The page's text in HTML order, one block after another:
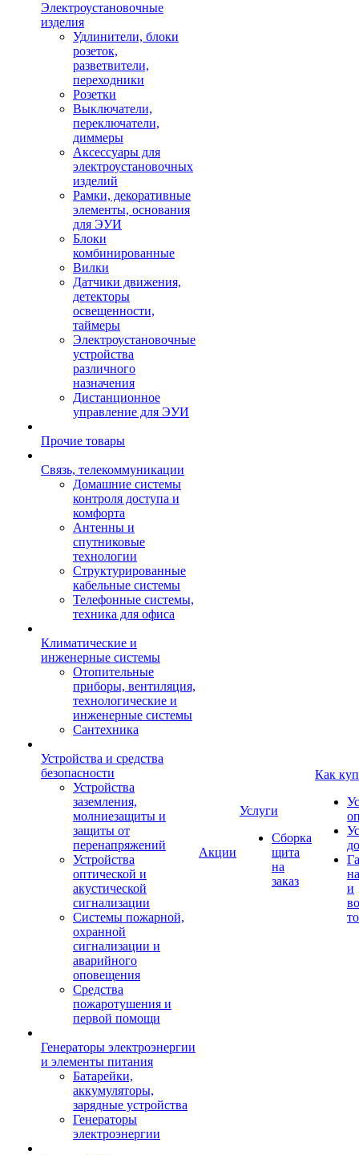
Электроустановочные
изделия
Удлинители, блоки
розеток,
разветвители,
переходники
Розетки
Выключатели,
переключатели,
диммеры
Аксессуары для
электроустановочных
изделий
Рамки, декоративные
элементы, основания
для ЭУИ
Блоки
комбинированные
Вилки
Датчики движения,
детекторы
освещенности,
таймеры
Электроустановочные
устройства
различного
назначения
Дистанционное
управление для ЭУИ
Прочие товары
Связь, телекоммуникации
Домашние системы
контроля доступа и
комфорта
Антенны и
спутниковые
технологии
Структурированные
кабельные системы
Телефонные системы,
техника для офиса
Климатические и
инженерные системы
Отопительные
приборы, вентиляция,
технологические и
инженерные системы
Сантехника
Устройства и средства
безопасности
Устройства
заземления,
молниезащиты и
защиты от
перенапряжений
Устройства
оптической и
акустической
сигнализации
Системы пожарной,
охранной
сигнализации и
аварийного
оповещения
Средства
пожаротушения и
первой помощи
Генераторы электроэнергии
и элементы питания
Батарейки,
аккумуляторы,
зарядные устройства
Генераторы
электроэнергии
Акции
Услуги
Сборка
щита
на
заказ
Как
и